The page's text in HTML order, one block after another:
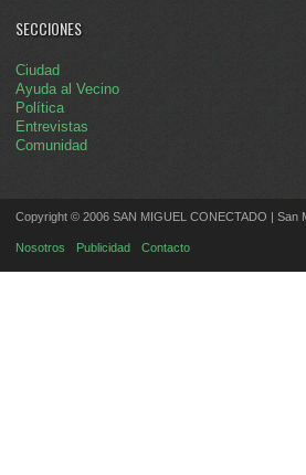
SECCIONES
Ciudad
Ayuda al Vecino
Política
Entrevistas
Comunidad
Copyright © 2006 SAN MIGUEL CONECTADO | San
Nosotros Publicidad Contacto